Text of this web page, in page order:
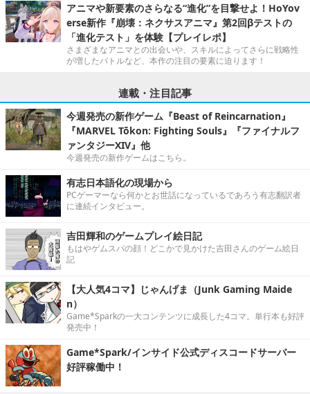
アニマや新要素のさらなる“進化”を目撃せよ！HoYov
erse新作『崩壊：ネクサスアニマ』第2回βテストの
「進化テスト」を体験【プレイレポ】
さまざまなアニマとの出会いや、スキルによってさらに戦略性
が増したバトルなど、本作の注目の要素に迫ります！
連載・注目記事
今週発売の新作ゲーム『Beast of Reincarnation』
『MARVEL Tōkon: Fighting Souls』『ファイナルフ
ァンタジーXIV』他
今週発売の新作ゲームはこちら。
有志日本語化の現場から
PCゲーマーなら何かとお世話になっているであろう有志翻訳者
に連続インタビュー。
吉田輝和のゲームプレイ絵日記
もはやゲムスパの顔！どこかで見かけた吉田さんのゲーム絵日
記
【大人気4コマ】じゃんげま（Junk Gaming Maide
n）
Game*Sparkの一大コンテンツに成長した4コマ。単行本も好評
発売中！
Game*Spark/インサイド公式ディスコードサーバー
好評稼働中！